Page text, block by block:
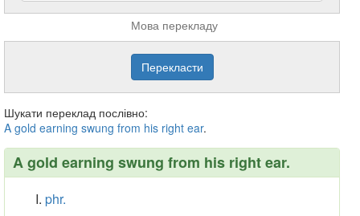
Мова перекладу
Шукати переклад послівно:
A gold earning swung from his right ear.
A gold earning swung from his right ear.
phr.